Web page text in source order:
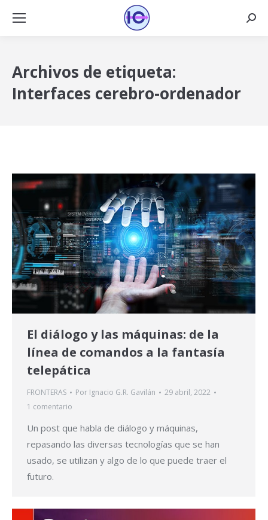
Archivos de etiqueta:
Interfaces cerebro-ordenador
El diálogo y las máquinas: de la
línea de comandos a la fantasía
telepática
FRONTERAS Por Ignacio G.R. Gavilán
29 abril, 2022
1 comentario
Un post que habla de diálogo y máquinas,
repasando las diversas tecnologías que se han
usado, se utilizan y algo de lo que puede traer el
futuro.